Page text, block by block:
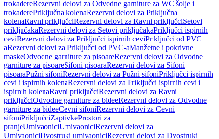
trokadereRezervni delovi za Odvodne garniture za WC šolje i
trokaderePriključna kolenaRezervni delovi za Priključna
kolenaRavni priključciRezervni delovi za Ravni priključciSetovi
priključakaRezervni delovi za Setovi priključakaPriključci ispirnih
ceviRezervni delovi za Priključci ispirnih ceviPriključci od PVC-
aRezervni delovi za Priključci od PVC-aManžetne i pokrivne
maskeOdvodne garniture za pisoareRezervni delovi za Odvodne
garniture za pisoareSifoni pisoaraRezervni delovi za Sifoni
pisoaraPužni sifoniRezervni delovi za Pužni sifoniPriključci ispirnih
cevi i ispirnih kolenaRezervni delovi za Priključci ispirnih cevi i
ispirnih kolenaRavni priključciRezervni delovi za Ravni
priključciOdvodne garniture za bideeRezervni delovi za Odvodne
garniture za bideeCevni sifoniRezervni delovi za Cevni
sifoniPriključciZaptivkeProstori za
pranjeUmivaoniciUmivaoniciRezervni delovi za
UmivaoniciDvostruki umivaoniciRezervni delovi za Dvostruki